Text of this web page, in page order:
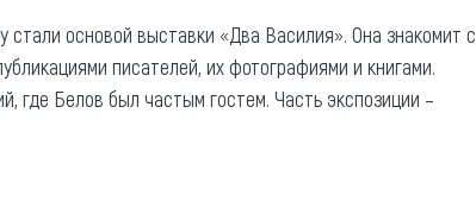
основой выставки «Два Василия». Она знакомит с
писателей, их фотографиями и книгами.
где Белов был частым гостем. Часть экспозиции –